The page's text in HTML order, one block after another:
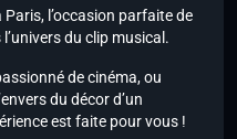
l’occasion parfaite de
du clip musical.
de cinéma, ou
du décor d’un
est faite pour vous !